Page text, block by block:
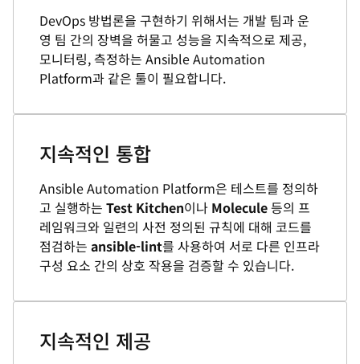
DevOps 방법론을 구현하기 위해서는 개발 팀과 운
영 팀 간의 장벽을 허물고 성능을 지속적으로 제공,
모니터링, 측정하는 Ansible Automation
Platform과 같은 툴이 필요합니다.
지속적인 통합
Ansible Automation Platform은 테스트를 정의하
고 실행하는 Test Kitchen이나 Molecule등의 프
레임워크와 일련의 사전 정의된 규칙에 대해 코드를
점검하는 ansible-lint를 사용하여 서로 다른 인프라
구성 요소 간의 상호 작용을 검증할 수 있습니다.
지속적인 제공